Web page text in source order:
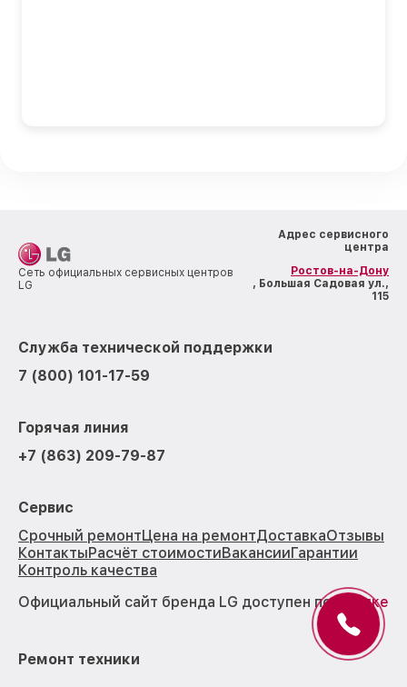
Сеть официальных сервисных центров
LG
Адрес сервисного
центра
Ростов-на-Дону
, Большая Садовая ул.,
115
Служба технической поддержки
7 (800) 101-17-59
Горячая линия
+7 (863) 209-79-87
Сервис
Срочный ремонтЦена на ремонтДоставкаОтзывы
КонтактыРасчёт стоимостиВакансииГарантии
Контроль качества
Официальный сайт бренда LG доступен по ссылке
Ремонт техники